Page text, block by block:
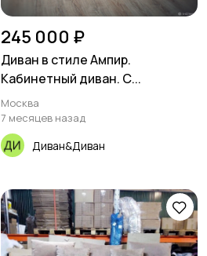
245 000 ₽
Диван в стиле Ампир.
Кабинетный диван. С...
Москва
7 месяцев назад
Диван&Диван